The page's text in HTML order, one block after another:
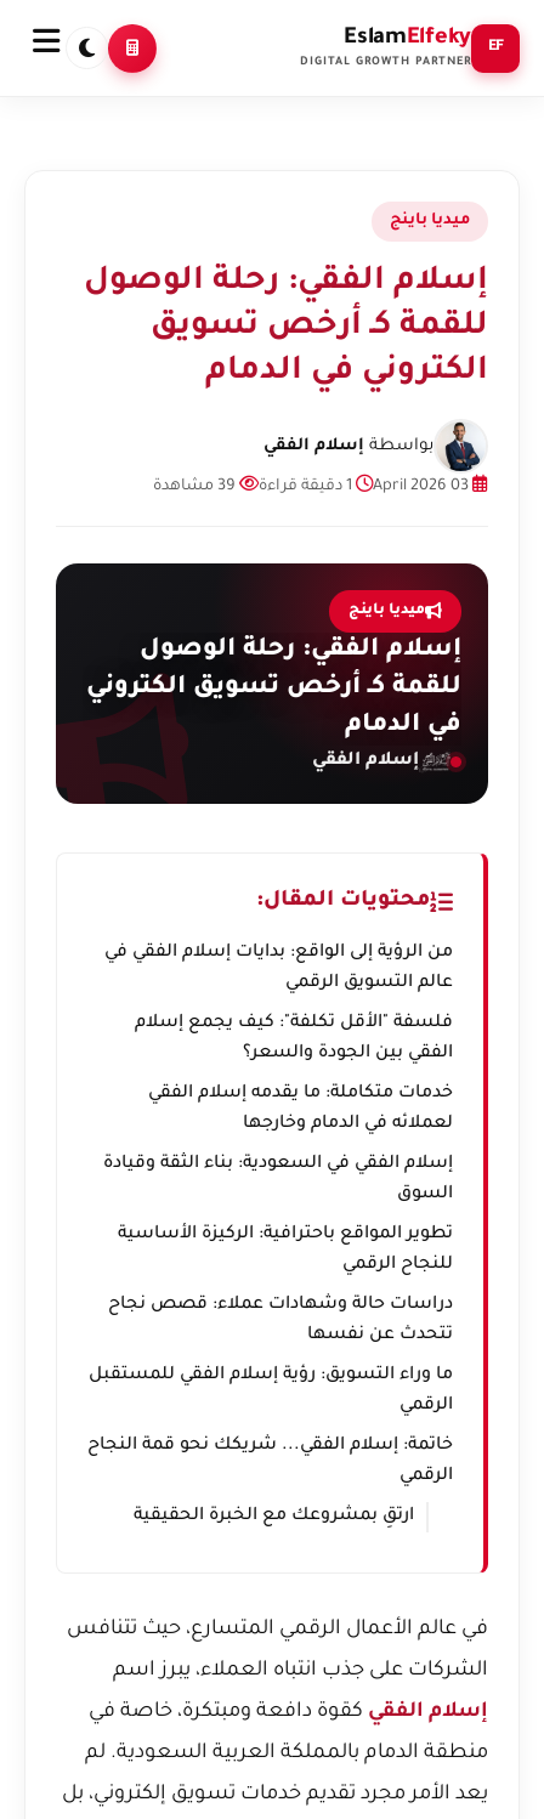
EF
EslamElfeky
DIGITAL GROWTH PARTNER
ميديا باينج
إسلام الفقي: رحلة الوصول
للقمة كـ أرخص تسويق
الكتروني في الدمام
بواسطة إسلام الفقي
ميديا باينج
إسلام الفقي: رحلة الوصول
للقمة كـ أرخص تسويق الكتروني
في الدمام
إسلام الفقي
محتويات المقال:
من الرؤية إلى الواقع: بدايات إسلام الفقي في
عالم التسويق الرقمي
فلسفة "الأقل تكلفة": كيف يجمع إسلام
الفقي بين الجودة والسعر؟
خدمات متكاملة: ما يقدمه إسلام الفقي
لعملائه في الدمام وخارجها
إسلام الفقي في السعودية: بناء الثقة وقيادة
السوق
تطوير المواقع باحترافية: الركيزة الأساسية
للنجاح الرقمي
دراسات حالة وشهادات عملاء: قصص نجاح
تتحدث عن نفسها
ما وراء التسويق: رؤية إسلام الفقي للمستقبل
الرقمي
خاتمة: إسلام الفقي... شريكك نحو قمة النجاح
الرقمي
ارتقِ بمشروعك مع الخبرة الحقيقية
في عالم الأعمال الرقمي المتسارع، حيث تتنافس
الشركات على جذب انتباه العملاء، يبرز اسم
إسلام الفقي كقوة دافعة ومبتكرة، خاصة في
منطقة الدمام بالمملكة العربية السعودية. لم
يعد الأمر مجرد تقديم خدمات تسويق إلكتروني، بل